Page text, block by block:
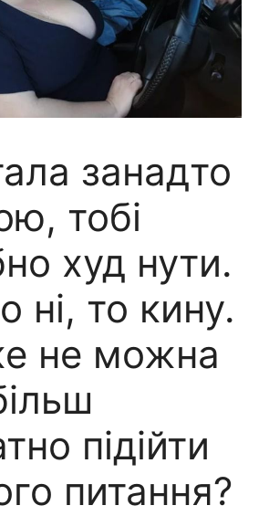
занадто
тобі
худ нути.
ні, то кину.
не можна
підійти
питання?